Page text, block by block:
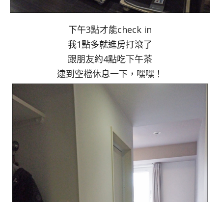
下午3點才能check in
我1點多就進房打滾了
跟朋友約4點吃下午茶
逮到空檔休息一下，嘿嘿！